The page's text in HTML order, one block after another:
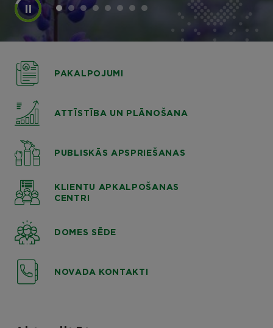
PAKALPOJUMI
ATTĪSTĪBA UN PLĀNOŠANA
PUBLISKĀS APSPRIEŠANAS
KLIENTU APKALPOŠANAS
CENTRI
DOMES SĒDE
NOVADA KONTAKTI